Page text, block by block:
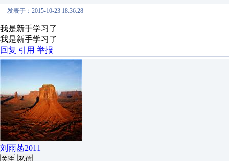
发表于：2015-10-23 18:36:28
我是新手学习了
我是新手学习了
回复 引用 举报
刘雨菡2011
关注 私信